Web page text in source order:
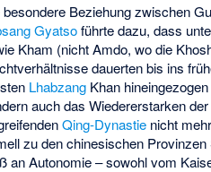
besondere Beziehung zwischen
Gyatsoführte dazu, dass
Kham (nicht Amdo, wo die
dauerten bis ins
Lhabzang Khan
auch das Wiedererstarken
Qing-Dynastie nicht
zu den chinesischen
an Autonomie – sowohl vom